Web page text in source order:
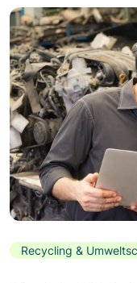
Recycling &